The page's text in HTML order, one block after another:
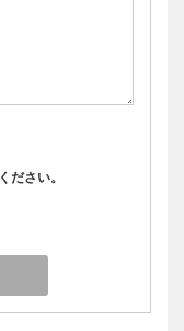
ださい。